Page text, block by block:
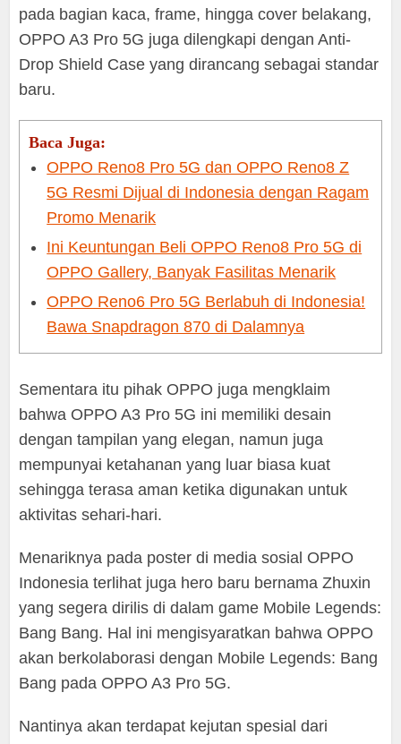
pada bagian kaca, frame, hingga cover belakang,
OPPO A3 Pro 5G juga dilengkapi dengan Anti-
Drop Shield Case yang dirancang sebagai standar
baru.
Baca Juga:
OPPO Reno8 Pro 5G dan OPPO Reno8 Z
5G Resmi Dijual di Indonesia dengan Ragam
Promo Menarik
Ini Keuntungan Beli OPPO Reno8 Pro 5G di
OPPO Gallery, Banyak Fasilitas Menarik
OPPO Reno6 Pro 5G Berlabuh di Indonesia!
Bawa Snapdragon 870 di Dalamnya
Sementara itu pihak OPPO juga mengklaim
bahwa OPPO A3 Pro 5G ini memiliki desain
dengan tampilan yang elegan, namun juga
mempunyai ketahanan yang luar biasa kuat
sehingga terasa aman ketika digunakan untuk
aktivitas sehari-hari.
Menariknya pada poster di media sosial OPPO
Indonesia terlihat juga hero baru bernama Zhuxin
yang segera dirilis di dalam game Mobile Legends:
Bang Bang. Hal ini mengisyaratkan bahwa OPPO
akan berkolaborasi dengan Mobile Legends: Bang
Bang pada OPPO A3 Pro 5G.
Nantinya akan terdapat kejutan spesial dari